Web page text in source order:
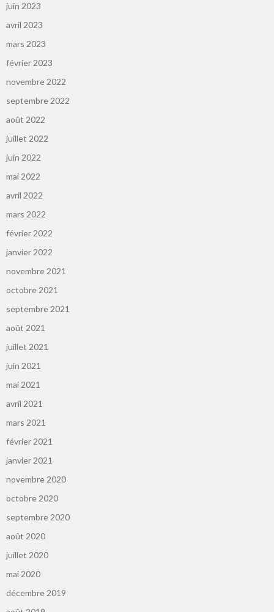
juin 2023
avril 2023
mars 2023
février 2023
novembre 2022
septembre 2022
août 2022
juillet 2022
juin 2022
mai 2022
avril 2022
mars 2022
février 2022
janvier 2022
novembre 2021
octobre 2021
septembre 2021
août 2021
juillet 2021
juin 2021
mai 2021
avril 2021
mars 2021
février 2021
janvier 2021
novembre 2020
octobre 2020
septembre 2020
août 2020
juillet 2020
mai 2020
décembre 2019